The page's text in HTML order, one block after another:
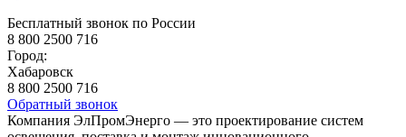
Бесплатный звонок по России
8 800 2500 716
Город:
Хабаровск
8 800 2500 716
Обратный звонок
Компания ЭлПромЭнерго — это проектирование систем